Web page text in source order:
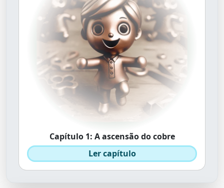
Capítulo 1: A ascensão do cobre
Ler capítulo